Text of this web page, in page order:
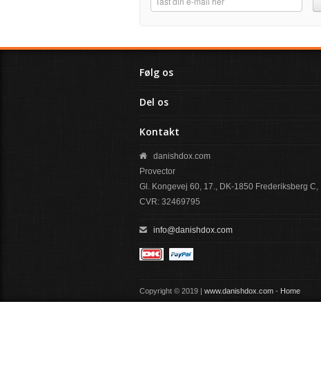
Følg os
Del os
Kontakt
danishdox.com
Provector
Gl. Kongevej 60, 17., DK-1850 Frederiksberg C,
CVR: 32469795
info@danishdox.com
Copyright © 2019 | www.danishdox.com - Home